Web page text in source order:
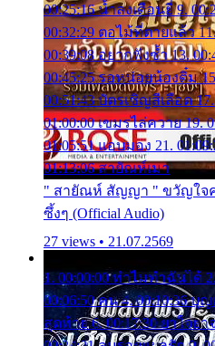
00:25:16 น้ำลงเดือนยี่ 9.
00:32:29 ตอไม้ที่ตายแล้ว
00:39:08 อยากฟังซ้ำ 13.
00:45:25 รอหน่อยน้องติ๋ม
00:51:43 บัตรเชิญสีเลือด
01:00:00 เขมรไล่ควาย 19.
01:05:51 แอบมอง 21.
01:13:06 สายัณห์เมา
" สายัณห์ สัญญา " ขวัญใจค
ซึ้งๆ (Official Audio)
27 views • 21.07.2569
1. 00:00:00 ทำไมทำฉันได้
00:06:50 คน 4. 00:10:36 บุ
สุดท้าย 6. 00:17:30 ยาใจย